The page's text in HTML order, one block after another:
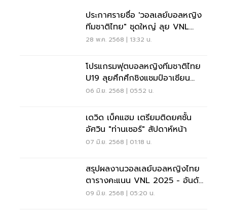
ประกาศรายชื่อ 'วอลเลย์บอลหญิง
ทีมชาติไทย" ชุดใหญ่ ลุย VNL
2025
28 พ.ค. 2568 | 13:32 น.
โปรแกรมฟุตบอลหญิงทีมชาติไทย
U19 ลุยศึกศึกชิงแชมป์อาเซียน
2025
06 มิ.ย. 2568 | 05:52 น.
เดวิด เบ็คแฮม เตรียมติดยศชั้น
อัศวิน "ท่านเซอร์" สัปดาห์หน้า
07 มิ.ย. 2568 | 01:18 น.
สรุปผลงานวอลเลย์บอลหญิงไทย
ตารางคะแนน VNL 2025 - อันดับ
โลกล่าสุด
09 มิ.ย. 2568 | 05:20 น.